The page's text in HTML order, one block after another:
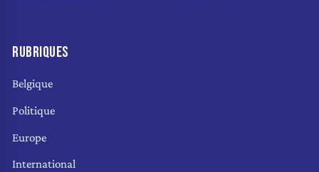
RUBRIQUES
Belgique
Politique
Europe
International